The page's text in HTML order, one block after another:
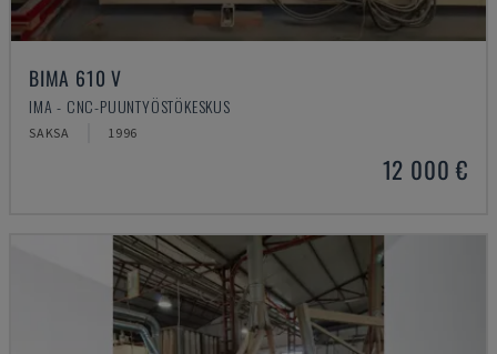
BIMA 610 V
IMA - CNC-PUUNTYÖSTÖKESKUS
SAKSA 1996
12 000 €